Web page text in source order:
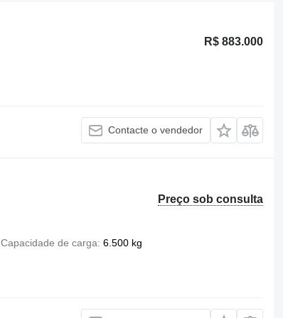
R$ 883.000
Contacte o vendedor
Preço sob consulta
Capacidade de carga 6.500 kg